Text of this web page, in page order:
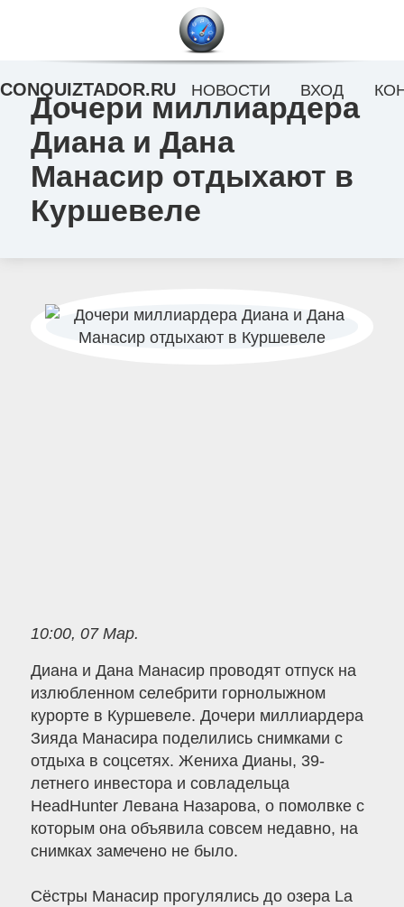
Дочери миллиардера
Диана и Дана
Манасир отдыхают в
Куршевеле
10:00, 07 Мар.
Диана и Дана Манасир проводят отпуск на
излюбленном селебрити горнолыжном
курорте в Куршевеле. Дочери миллиардера
Зияда Манасира поделились снимками с
отдыха в соцсетях. Жениха Дианы, 39-
летнего инвестора и совладельца
HeadHunter Левана Назарова, о помолвке с
которым она объявила совсем недавно, на
снимках замечено не было.
Сёстры Манасир прогулялись до озера La
CONQUIZTADOR.RU НОВОСТИ ВХОД